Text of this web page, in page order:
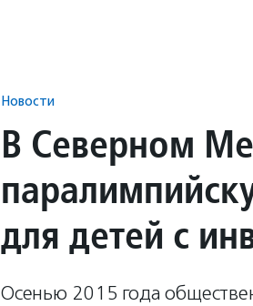
Новости
В Северном
для детей с
Осенью 2015 года